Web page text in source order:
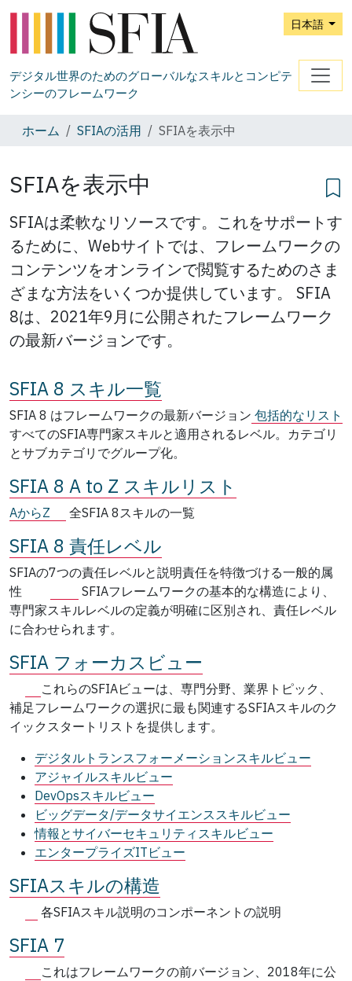
日本語
デジタル世界のためのグローバルなスキルとコンピテ
ンシーのフレームワーク
ホーム SFIAの活用 SFIAを表示中
SFIAを表示中
SFIAは柔軟なリソースです。これをサポートす
るために、Webサイトでは、フレームワークの
コンテンツをオンラインで閲覧するためのさま
ざまな方法をいくつか提供しています。 SFIA
8は、2021年9月に公開されたフレームワーク
の最新バージョンです。
SFIA 8 スキル一覧
SFIA 8 はフレームワークの最新バージョン 包括的なリスト
すべてのSFIA専門家スキルと適用されるレベル。カテゴリ
とサブカテゴリでグループ化。
SFIA 8 A to Z スキルリスト
AからZ 全SFIA 8スキルの一覧
SFIA 8 責任レベル
SFIAの7つの責任レベルと説明責任を特徴づける一般的属
性
SFIAフレームワークの基本的な構造により、
専門家スキルレベルの定義が明確に区別され、責任レベル
に合わせられます。
SFIA フォーカスビュー
これらのSFIAビューは、専門分野、業界トピック、
補足フレームワークの選択に最も関連するSFIAスキルのク
イックスタートリストを提供します。
デジタルトランスフォーメーションスキルビュー
アジャイルスキルビュー
DevOpsスキルビュー
ビッグデータ/データサイエンススキルビュー
情報とサイバーセキュリティスキルビュー
エンタープライズITビュー
SFIAスキルの構造
各SFIAスキル説明のコンポーネントの説明
SFIA 7
これはフレームワークの前バージョン、2018年に公